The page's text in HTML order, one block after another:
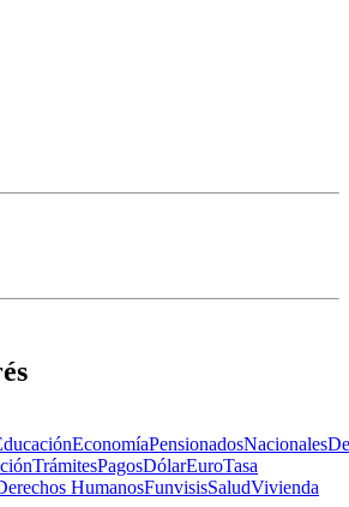
EconomíaPensionadosNacionales
TrámitesPagosDólarEuroTasa
HumanosFunvisisSaludVivienda